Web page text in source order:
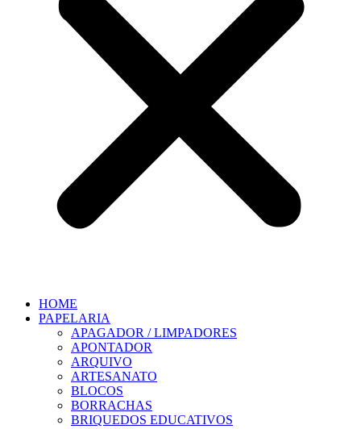
HOME
PAPELARIA
APAGADOR / LIMPADORES
APONTADOR
ARQUIVO
ARTESANATO
BLOCOS
BORRACHAS
BRIQUEDOS EDUCATIVOS